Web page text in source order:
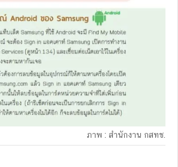
ภาพ : สำนักงาน กสทช.